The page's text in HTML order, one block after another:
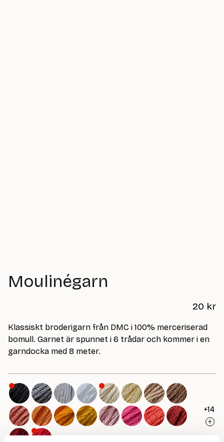
Moulinégarn
20 kr
Klassiskt broderigarn från DMC i 100% merceriserad
bomull. Garnet är spunnet i 6 trådar och kommer i en
garndocka med 8 meter.
+14